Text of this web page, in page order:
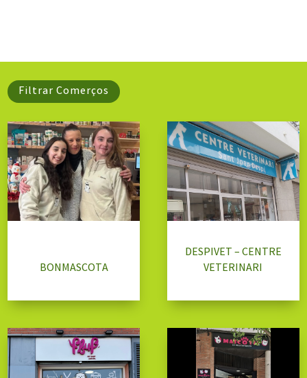
Filtrar Comerços
BONMASCOTA
DESPIVET – CENTRE
VETERINARI